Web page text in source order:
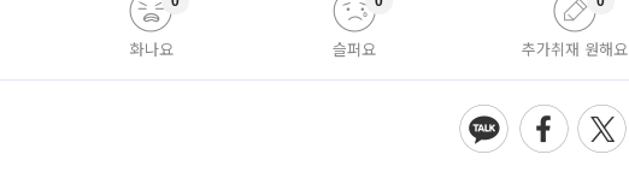
화나요 슬퍼요 추가취재 원해요